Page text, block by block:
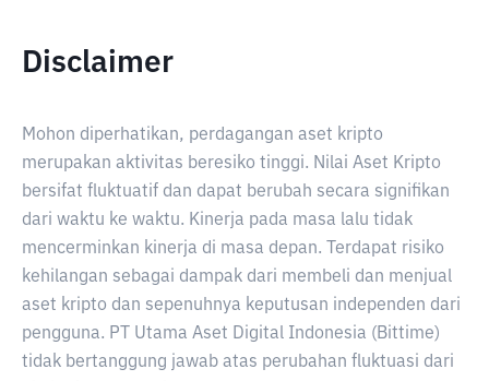
Disclaimer
Mohon diperhatikan, perdagangan aset kripto
merupakan aktivitas beresiko tinggi. Nilai Aset Kripto
bersifat fluktuatif dan dapat berubah secara signifikan
dari waktu ke waktu. Kinerja pada masa lalu tidak
mencerminkan kinerja di masa depan. Terdapat risiko
kehilangan sebagai dampak dari membeli dan menjual
aset kripto dan sepenuhnya keputusan independen dari
pengguna. PT Utama Aset Digital Indonesia (Bittime)
tidak bertanggung jawab atas perubahan fluktuasi dari